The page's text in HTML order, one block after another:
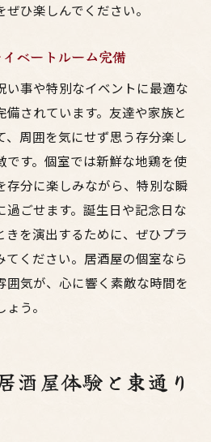
ひ楽しんでください。
ベートルーム完備
い事や特別なイベントに最適な
備されています。友達や家族と
、周囲を気にせず思う存分楽し
です。個室では新鮮な地鶏を使
存分に楽しみながら、特別な瞬
過ごせます。誕生日や記念日な
きを演出するために、ぜひプラ
てください。居酒屋の個室なら
囲気が、心に響く素敵な時間を
う。
酒屋体験と東通り